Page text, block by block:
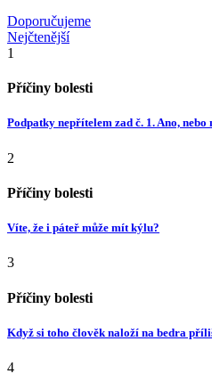
Doporučujeme
Nejčtenější
1
Příčiny bolesti
Podpatky nepřítelem zad č. 1. Ano, nebo
2
Příčiny bolesti
Víte, že i páteř může mít kýlu?
3
Příčiny bolesti
Když si toho člověk naloží na bedra
4